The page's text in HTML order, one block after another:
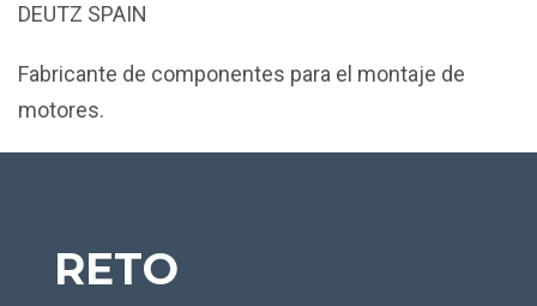
DEUTZ SPAIN
Fabricante de componentes para el montaje de
motores.
RETO